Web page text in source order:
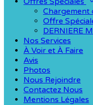
Offre
DERNIERE
Nos Services
À Voir et À Faire
Avis
Photos
Nous Rejoindre
Contactez Nous
Mentions Légales